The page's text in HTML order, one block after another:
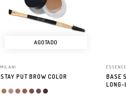
AGOTADO
MILANI
STAY PUT BROW COLOR
ESSENCE
BASE
LONG-